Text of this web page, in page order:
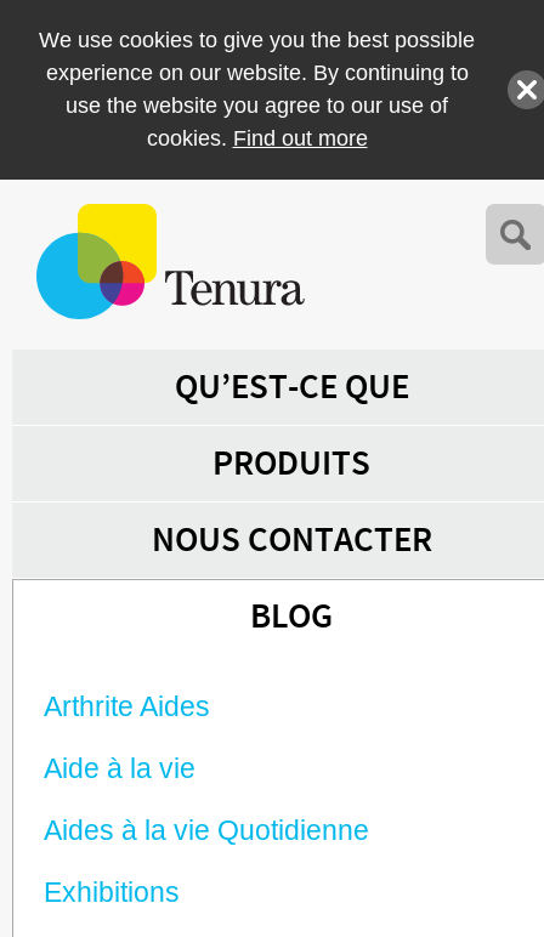
We use cookies to give you the best possible
experience on our website. By continuing to
use the website you agree to our use of
cookies. Find out more
QU’EST-CE QUE
PRODUITS
NOUS CONTACTER
BLOG
Arthrite Aides
Aide à la vie
Aides à la vie Quotidienne
Exhibitions